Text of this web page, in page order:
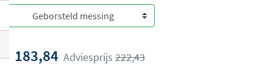
183,84 Adviesprijs 222,43